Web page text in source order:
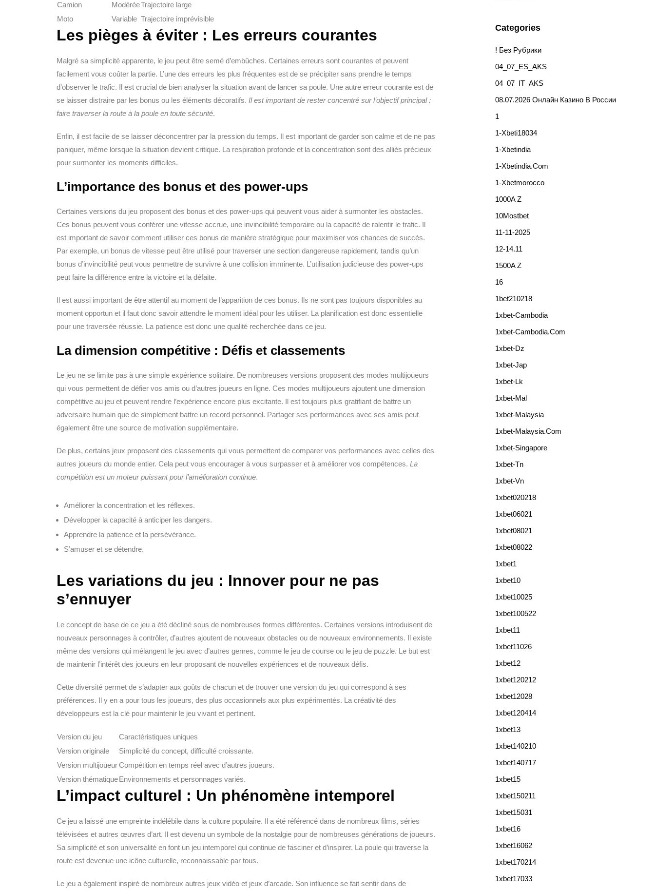
Camion
ModéréeTrajectoire large
Moto
Variable Trajectoire imprévisible
Les pièges à éviter : Les erreurs courantes
Malgré sa simplicité apparente, le jeu peut être semé d’embûches. Certaines erreurs sont courantes et peuvent
facilement vous coûter la partie. L’une des erreurs les plus fréquentes est de se précipiter sans prendre le temps
d’observer le trafic. Il est crucial de bien analyser la situation avant de lancer sa poule. Une autre erreur courante est de
se laisser distraire par les bonus ou les éléments décoratifs. Il est important de rester concentré sur l’objectif principal :
faire traverser la route à la poule en toute sécurité.
Enfin, il est facile de se laisser déconcentrer par la pression du temps. Il est important de garder son calme et de ne pas
paniquer, même lorsque la situation devient critique. La respiration profonde et la concentration sont des alliés précieux
pour surmonter les moments difficiles.
L’importance des bonus et des power-ups
Certaines versions du jeu proposent des bonus et des power-ups qui peuvent vous aider à surmonter les obstacles.
Ces bonus peuvent vous conférer une vitesse accrue, une invincibilité temporaire ou la capacité de ralentir le trafic. Il
est important de savoir comment utiliser ces bonus de manière stratégique pour maximiser vos chances de succès.
Par exemple, un bonus de vitesse peut être utilisé pour traverser une section dangereuse rapidement, tandis qu’un
bonus d’invincibilité peut vous permettre de survivre à une collision imminente. L’utilisation judicieuse des power-ups
peut faire la différence entre la victoire et la défaite.
Il est aussi important de être attentif au moment de l’apparition de ces bonus. Ils ne sont pas toujours disponibles au
moment opportun et il faut donc savoir attendre le moment idéal pour les utiliser. La planification est donc essentielle
pour une traversée réussie. La patience est donc une qualité recherchée dans ce jeu.
La dimension compétitive : Défis et classements
Le jeu ne se limite pas à une simple expérience solitaire. De nombreuses versions proposent des modes multijoueurs
qui vous permettent de défier vos amis ou d’autres joueurs en ligne. Ces modes multijoueurs ajoutent une dimension
compétitive au jeu et peuvent rendre l’expérience encore plus excitante. Il est toujours plus gratifiant de battre un
adversaire humain que de simplement battre un record personnel. Partager ses performances avec ses amis peut
également être une source de motivation supplémentaire.
De plus, certains jeux proposent des classements qui vous permettent de comparer vos performances avec celles des
autres joueurs du monde entier. Cela peut vous encourager à vous surpasser et à améliorer vos compétences. La
compétition est un moteur puissant pour l’amélioration continue.
Améliorer la concentration et les réflexes.
Développer la capacité à anticiper les dangers.
Apprendre la patience et la persévérance.
S’amuser et se détendre.
Les variations du jeu : Innover pour ne pas
s’ennuyer
Le concept de base de ce jeu a été décliné sous de nombreuses formes différentes. Certaines versions introduisent de
nouveaux personnages à contrôler, d’autres ajoutent de nouveaux obstacles ou de nouveaux environnements. Il existe
même des versions qui mélangent le jeu avec d’autres genres, comme le jeu de course ou le jeu de puzzle. Le but est
de maintenir l’intérêt des joueurs en leur proposant de nouvelles expériences et de nouveaux défis.
Cette diversité permet de s’adapter aux goûts de chacun et de trouver une version du jeu qui correspond à ses
préférences. Il y en a pour tous les joueurs, des plus occasionnels aux plus expérimentés. La créativité des
développeurs est la clé pour maintenir le jeu vivant et pertinent.
Version du jeu
Caractéristiques uniques
Version originale
Simplicité du concept, difficulté croissante.
Version multijoueurCompétition en temps réel avec d’autres joueurs.
Version thématiqueEnvironnements et personnages variés.
L’impact culturel : Un phénomène intemporel
Ce jeu a laissé une empreinte indélébile dans la culture populaire. Il a été référencé dans de nombreux films, séries
télévisées et autres œuvres d’art. Il est devenu un symbole de la nostalgie pour de nombreuses générations de joueurs.
Sa simplicité et son universalité en font un jeu intemporel qui continue de fasciner et d’inspirer. La poule qui traverse la
route est devenue une icône culturelle, reconnaissable par tous.
Le jeu a également inspiré de nombreux autres jeux vidéo et jeux d’arcade. Son influence se fait sentir dans de
Categories
! Без Рубрики
04_07_ES_AKS
04_07_IT_AKS
08.07.2026 Онлайн Казино В России
1
1-Xbeti18034
1-Xbetindia
1-Xbetindia.com
1-Xbetmorocco
1000A Z
10Mostbet
11-11-2025
12-14.11
1500A Z
16
1bet210218
1xbet-Cambodia
1xbet-Cambodia.com
1xbet-Dz
1xbet-Jap
1xbet-Lk
1xbet-Mal
1xbet-Malaysia
1xbet-Malaysia.com
1xbet-Singapore
1xbet-Tn
1xbet-Vn
1xbet020218
1xbet06021
1xbet08021
1xbet08022
1xbet1
1xbet10
1xbet10025
1xbet100522
1xbet11
1xbet11026
1xbet12
1xbet120212
1xbet12028
1xbet120414
1xbet13
1xbet140210
1xbet140717
1xbet15
1xbet150211
1xbet15031
1xbet16
1xbet16062
1xbet170214
1xbet17033